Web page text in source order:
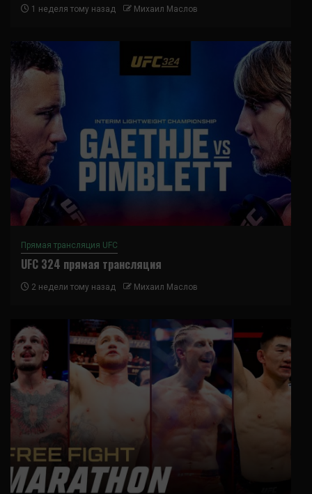
1 неделя тому назад Михаил Маслов
Прямая трансляция UFC
UFC 324 прямая трансляция
2 недели тому назад Михаил Маслов